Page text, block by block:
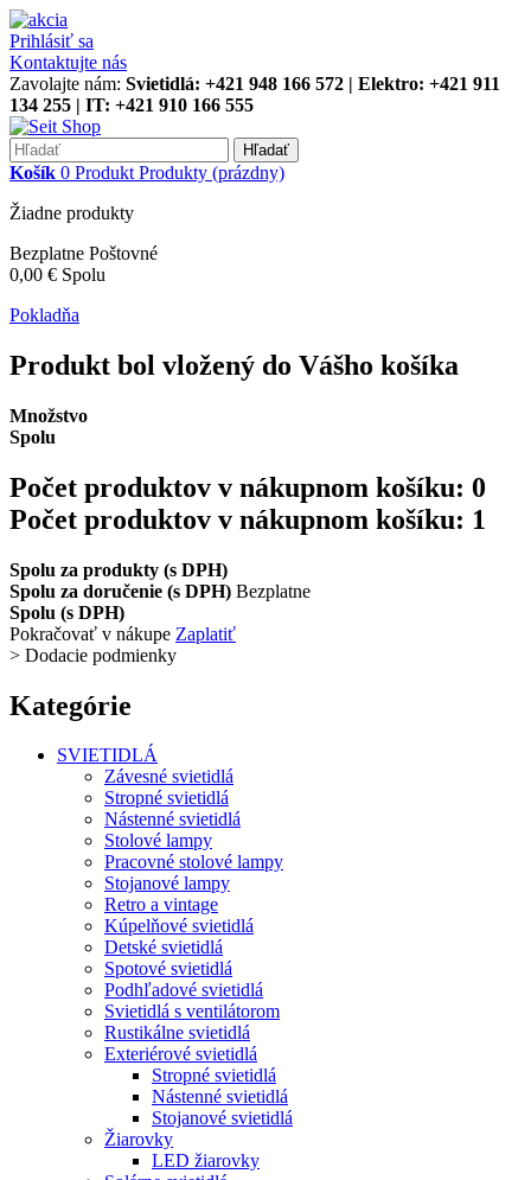
Prihlásiť sa
Kontaktujte nás
Zavolajte nám: Svietidlá: +421 948 166 572 | Elektro: +421 911
134 255 | IT: +421 910 166 555
Hľadať
Košík 0 Produkt Produkty (prázdny)
Žiadne produkty
Bezplatne Poštovné
0,00 € Spolu
Pokladňa
Produkt bol vložený do Vášho košíka
Množstvo
Spolu
Počet produktov v nákupnom košíku: 0
Počet produktov v nákupnom košíku: 1
Spolu za produkty (s DPH)
Spolu za doručenie (s DPH) Bezplatne
Spolu (s DPH)
Pokračovať v nákupe Zaplatiť
> Dodacie podmienky
Kategórie
SVIETIDLÁ
Závesné svietidlá
Stropné svietidlá
Nástenné svietidlá
Stolové lampy
Pracovné stolové lampy
Stojanové lampy
Retro a vintage
Kúpelňové svietidlá
Detské svietidlá
Spotové svietidlá
Podhľadové svietidlá
Svietidlá s ventilátorom
Rustikálne svietidlá
Exteriérové svietidlá
Stropné svietidlá
Nástenné svietidlá
Stojanové svietidlá
Žiarovky
LED žiarovky